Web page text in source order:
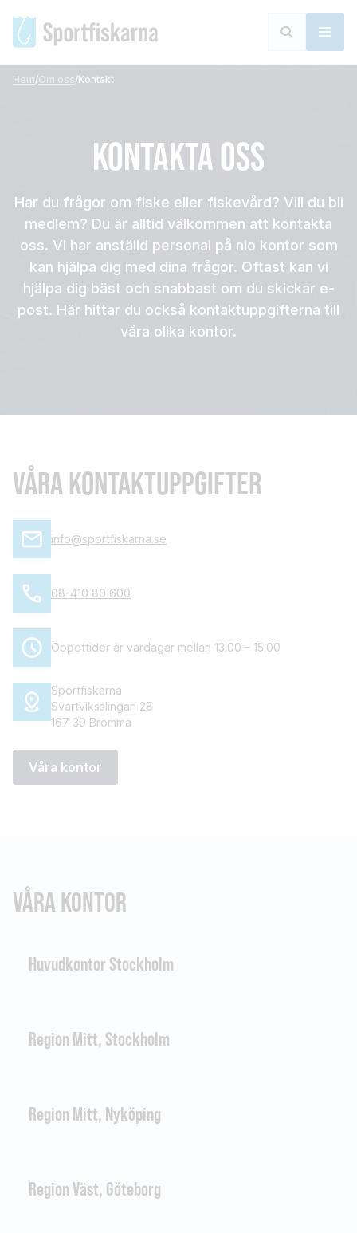
Hem/Om oss/Kontakt
KONTAKTA OSS
Har du frågor om fiske eller fiskevård? Vill du bli
medlem? Du är alltid välkommen att kontakta
oss. Vi har anställd personal på nio kontor som
kan hjälpa dig med dina frågor. Oftast kan vi
hjälpa dig bäst och snabbast om du skickar e-
post. Här hittar du också kontaktuppgifterna till
våra olika kontor.
VÅRA KONTAKTUPPGIFTER
info@sportfiskarna.se
08-410 80 600
Öppettider är vardagar mellan 13.00 – 15.00
Sportfiskarna
Svartviksslingan 28
167 39 Bromma
Våra kontor
VÅRA KONTOR
Huvudkontor Stockholm
Region Mitt, Stockholm
Region Mitt, Nyköping
Region Väst, Göteborg